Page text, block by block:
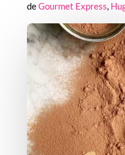
deGourmet Express,